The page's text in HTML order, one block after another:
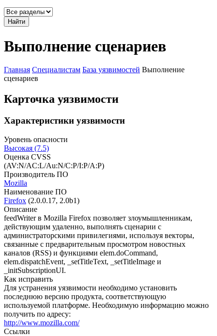
Найти
Выполнение сценариев
Главная Специалистам База уязвимостей Выполнение
сценариев
Карточка уязвимости
Характеристики уязвимости
Уровень опасности
Высокая (7.5)
Оценка CVSS
(AV:N/AC:L/Au:N/C:P/I:P/A:P)
Производитель ПО
Mozilla
Наименование ПО
Firefox (2.0.0.17, 2.0b1)
Описание
feedWriter в Mozilla Firefox позволяет злоумышленникам,
действующим удаленно, выполнять сценарии с
администраторскими привилегиями, используя векторы,
связанные с предварительным просмотром новостных
каналов (RSS) и функциями elem.doCommand,
elem.dispatchEvent, _setTitleText, _setTitleImage и
_initSubscriptionUI.
Как исправить
Для устранения уязвимости необходимо установить
последнюю версию продукта, соответствующую
используемой платформе. Необходимую информацию можно
получить по адресу:
http://www.mozilla.com/
Ссылки